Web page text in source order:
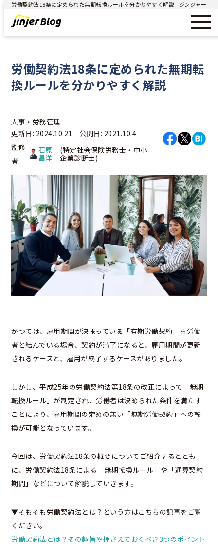
労働契約法18条に定められた無期転換ルールを分かりやすく解説 - ジンジャー（jinjer）｜統合型人事システム
労働契約法18条に定められた無期転
換ルールを分かりやすく解説
人事・労務管理
更新日: 2024.10.21 公開日: 2021.10.4
監修
者:
石原
昌洋
(特定社会保険労務士・中小
企業診断士)
かつては、雇用期間が決まっている「有期労働契約」を労働
者と結んでいる場合、契約が満了になると、雇用期間が更新
されるケースと、雇用が終了するケースがありました。
しかし、平成25年の労働契約法第18条の改正によって「無期
転換ルール」が制定され、労働者は決められた条件を満たす
ことにより、雇用期間の定めの無い「無期労働契約」への転
換が可能となっています。
今回は、労働契約法18条の概要についてご紹介するととも
に、労働契約法18条による「無期転換ルール」や「通算契約
期間」などについて解説していきます。
▼そもそも労働契約法とは？という方はこちらの記事をご覧
ください。
労働契約法とは？その趣旨や押さえておくべき3つのポイント